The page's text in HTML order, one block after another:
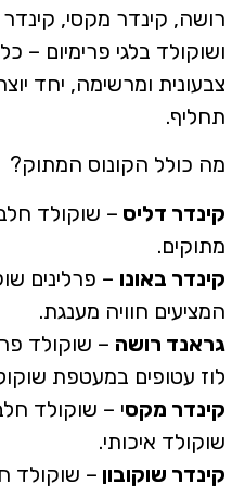
רושה, קינדר מקסי, קינדר
ושוקולד בלגי פרימיום
צבעונית ומרשימה, יחד
תחליף.
מה כולל הקונוס המתוק?
קינדר דליס – שוקולד
מתוקים.
קינדר באונו – פרלינים
המציעים חוויה מענגת.
גראנד רושה – שוקולד
לוז עטופים במעטפת
קינדר מקסי – שוקולד
שוקולד איכותי.
קינדר שוקובון – שוקולד